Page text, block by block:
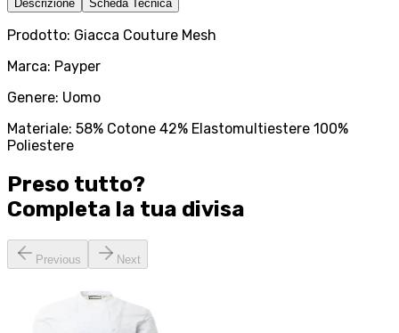
Descrizione Scheda Tecnica
Prodotto: Giacca Couture Mesh
Marca: Payper
Genere: Uomo
Materiale: 58% Cotone 42% Elastomultiestere 100%
Poliestere
Preso tutto?
Completa la tua divisa
Previous Next